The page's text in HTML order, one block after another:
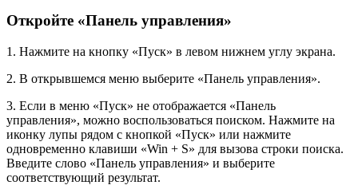
Откройте «Панель управления»
1. Нажмите на кнопку «Пуск» в левом нижнем углу экрана.
2. В открывшемся меню выберите «Панель управления».
3. Если в меню «Пуск» не отображается «Панель
управления», можно воспользоваться поиском. Нажмите на
иконку лупы рядом с кнопкой «Пуск» или нажмите
одновременно клавиши «Win + S» для вызова строки поиска.
Введите слово «Панель управления» и выберите
соответствующий результат.